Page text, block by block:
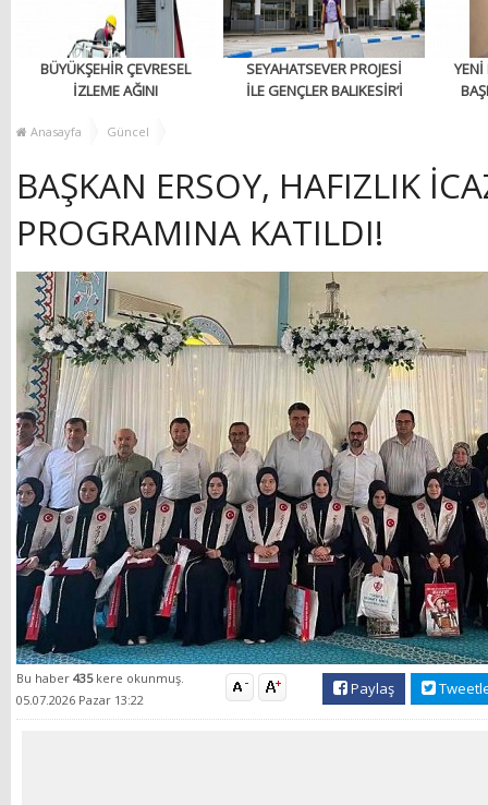
BÜYÜKŞEHİR ÇEVRESEL
İZLEME AĞINI
SEYAHATSEVER PROJESİ
İLE GENÇLER BALIKESİR’İ
YENİ
Anasayfa Güncel
BAŞKAN ERSOY, HAFIZLIK
PROGRAMINA KATILDI!
Bu haber 435 kere okunmuş.
05.07.2026 Pazar 13:22
Paylaş